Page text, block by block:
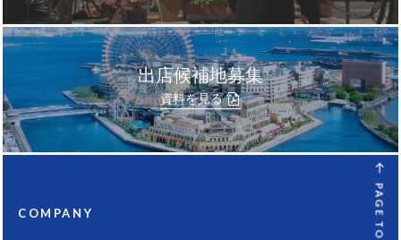
出店候補地募集
資料を見る
PAGE TOP
COMPANY